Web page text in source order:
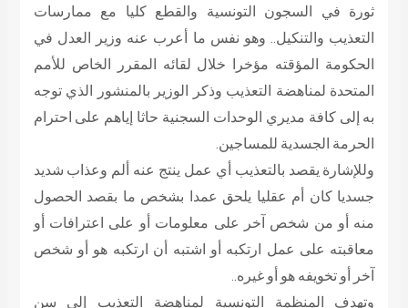
ثورة في السجون التونسية والقطع كليا مع ممارسات
التعذيب والتنكيل.. وهو نفس ما أعرب عنه وزير العدل في
الحكومة المؤقته مؤخرا خلال لقائه المقرر الخاص للأمم
المتحدة لمناهضة التعذيب وذكر الوزير بالمنشور الذي توجه
به إلى كافة مديري الوحدات السجنية حاثا إياهم على احترام
الحرمة الجسدية للمساجين.
وللإشارة يقصد بالتعذيب أي عمل ينتج عنه ألم وعذاب شديد
جسديا كان أم عقليا يلحق عمدا بشخص ما بقصد الحصول
منه أو من شخص آخر على معلومات أو على اعترافات أو
معاقبته على عمل ارتكبه أو اشتبه أن ارتكبه هو أو شخص
آخر أو تخويفه هو أو غيره..
وتهدف المنظمة التونسية لمناهضة التعذيب إلى سن